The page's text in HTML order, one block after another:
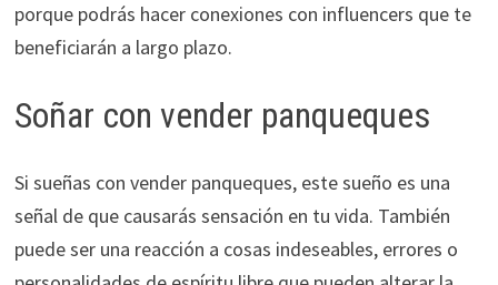
porque podrás hacer conexiones con influencers que te
beneficiarán a largo plazo.
Soñar con vender panqueques
Si sueñas con vender panqueques, este sueño es una
señal de que causarás sensación en tu vida. También
puede ser una reacción a cosas indeseables, errores o